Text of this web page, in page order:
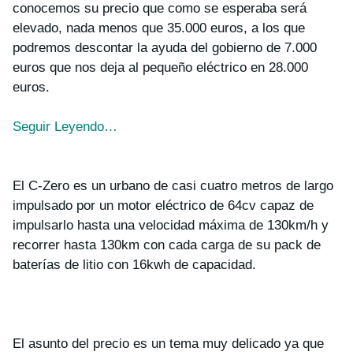
conocemos su precio que como se esperaba será
elevado, nada menos que 35.000 euros, a los que
podremos descontar la ayuda del gobierno de 7.000
euros que nos deja al pequeño eléctrico en 28.000
euros.
Seguir Leyendo…
El C-Zero es un urbano de casi cuatro metros de largo
impulsado por un motor eléctrico de 64cv capaz de
impulsarlo hasta una velocidad máxima de 130km/h y
recorrer hasta 130km con cada carga de su pack de
baterías de litio con 16kwh de capacidad.
El asunto del precio es un tema muy delicado ya que